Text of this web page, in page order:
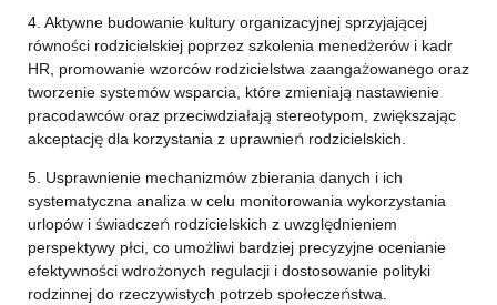
4. Aktywne budowanie kultury organizacyjnej sprzyjającej
równości rodzicielskiej poprzez szkolenia menedżerów i kadr
HR, promowanie wzorców rodzicielstwa zaangażowanego oraz
tworzenie systemów wsparcia, które zmieniają nastawienie
pracodawców oraz przeciwdziałają stereotypom, zwiększając
akceptację dla korzystania z uprawnień rodzicielskich.
5. Usprawnienie mechanizmów zbierania danych i ich
systematyczna analiza w celu monitorowania wykorzystania
urlopów i świadczeń rodzicielskich z uwzględnieniem
perspektywy płci, co umożliwi bardziej precyzyjne ocenianie
efektywności wdrożonych regulacji i dostosowanie polityki
rodzinnej do rzeczywistych potrzeb społeczeństwa.